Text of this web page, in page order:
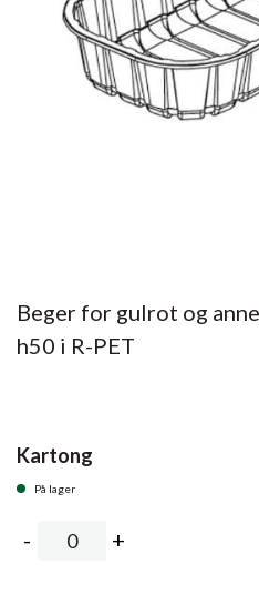
Beger for gulrot og
h50 i R-PET
Kartong
På lager